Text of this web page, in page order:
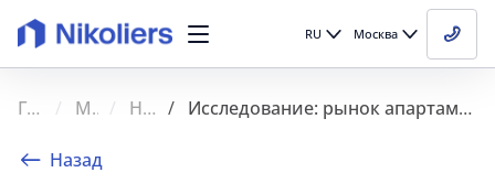
RU Москва
Главная Медиа Новости Исследование: рынок апартаментов Петербурга стремится к целостному управлению
Назад